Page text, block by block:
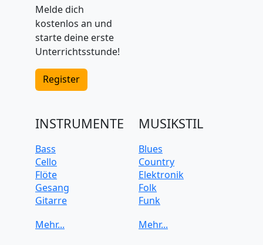
Melde dich
kostenlos an und
starte deine erste
Unterrichtsstunde!
Register
INSTRUMENTE
Bass
Cello
Flöte
Gesang
Gitarre
Klarinette
MUSIKSTIL
Blues
Country
Elektronik
Folk
Funk
Klassik